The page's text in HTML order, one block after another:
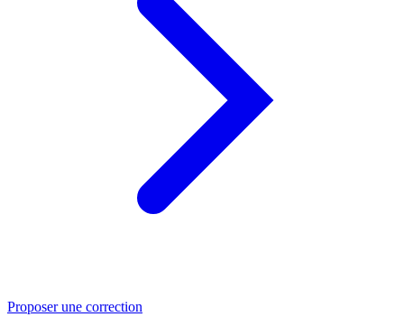
Proposer une correction